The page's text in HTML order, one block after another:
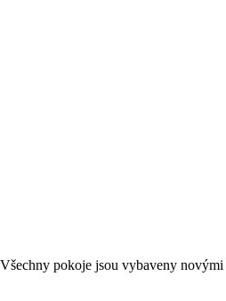
pokoje jsou vybaveny novými